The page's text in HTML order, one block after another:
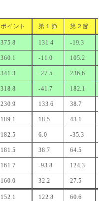
ポイント 第１節 第２節
375.8 131.4 -19.3
360.1 -11.0 105.2
341.3 -27.5 236.6
318.8 -41.7 182.1
230.9 133.6 38.7
189.1 18.5 43.1
182.5 6.0 -35.3
181.5 38.7 64.5
161.7 -93.8 124.3
160.0 32.2 27.5
152.1 122.8 60.6